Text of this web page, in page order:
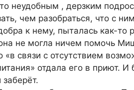
неудобным , дерзким
чем разобраться, что с
к нему, пыталась как-то
не могла ничем помочь
связи с отсутствием
отдала его в приют. И